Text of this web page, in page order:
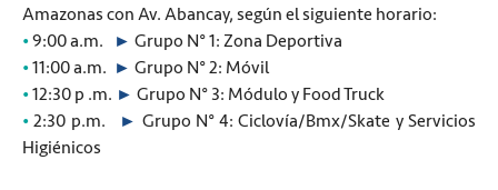
Amazonas con Av. Abancay, según el siguiente horario:
•9:00 a.m. ► Grupo N° 1: Zona Deportiva
•11:00 a.m. ► Grupo N° 2: Móvil
•12:30 p .m. ► Grupo N° 3: Módulo y Food Truck
• 2:30 p.m. ► Grupo N° 4: Ciclovía/Bmx/Skate y Servicios
Higiénicos